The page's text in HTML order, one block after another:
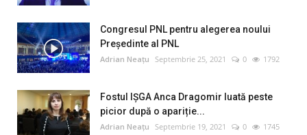
Congresul PNL pentru alegerea noului
Preşedinte al PNL
Adrian Neațu Septembrie 25, 2021 0 1792
Fostul IȘGA Anca Dragomir luată peste
picior după o apariție...
Adrian Neațu Septembrie 19, 2021 0 1745